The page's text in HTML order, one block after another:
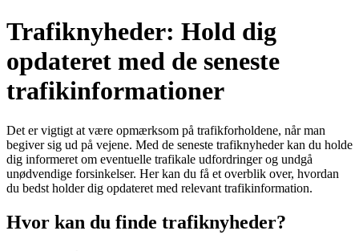
Trafiknyheder: Hold dig
opdateret med de seneste
trafikinformationer
Det er vigtigt at være opmærksom på trafikforholdene, når man
begiver sig ud på vejene. Med de seneste trafiknyheder kan du holde
dig informeret om eventuelle trafikale udfordringer og undgå
unødvendige forsinkelser. Her kan du få et overblik over, hvordan
du bedst holder dig opdateret med relevant trafikinformation.
Hvor kan du finde trafiknyheder?